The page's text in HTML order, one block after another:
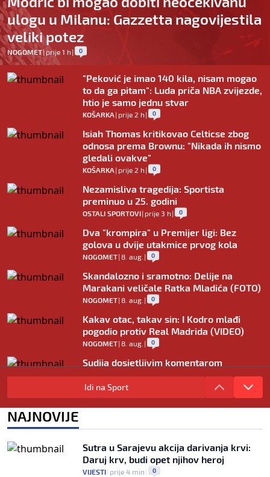
ulogu u Milanu: Gazzetta nagovijestila
veliki potez
NOGOMET| prije 1 h | 0
"Peković je imao 140 kila, nisam mogao
to da ga pitam": Luda priča NBA zvijezde,
htio je samo jednu stvar
KOŠARKA| prije 2 h | 0
Isiah Thomas kritikovao Celticse zbog
odnosa prema Brownu: "Nikada ih nismo
gledali ovakve"
KOŠARKA| prije 2 h | 0
Nezamisliva tragedija: Sportista
preminuo u 25. godini
OSTALI SPORTOVI| prije 3 h | 0
Dva "krompira" u Premijer ligi: Bez
golova u dvije utakmice prvog kola
NOGOMET|8. aug. | 0
Skandalozno i sramotno: Delije na
Marakani veličale Ratka Mladića (FOTO)
NOGOMET|8. aug. | 0
Kakav otac, takav sin: I Kodro mlađi
pogodio protiv Real Madrida (VIDEO)
NOGOMET|8. aug. | 0
Sudija dosjetljivim komentarom
nasmijao publiku nakon žalbe tenisera
(VIDEO)
TENIS|8. aug.| 0
nasrnuo na gostujuće fudbalere (VIDEO)
Idi na Sport
NAJNOVIJE
Sutra u Sarajevu akcija darivanja krvi:
Daruj krv, budi opet njihov heroj
VIJESTI| prije 4 min | 0